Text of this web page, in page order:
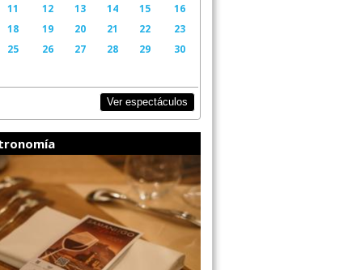
11 12 13 14 15
16
18 19 20 21 22
23
25 26 27 28 29
30
Ver espectáculos